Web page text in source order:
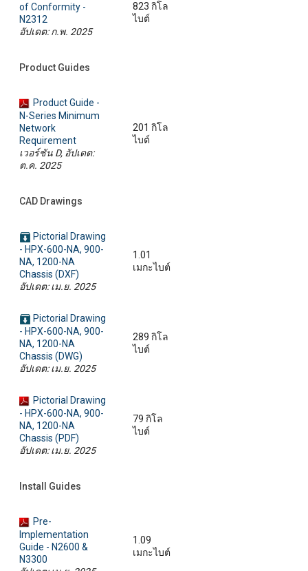
of Conformity -
N2312
อัปเดต: ก.พ. 2025
823 กิโล
ไบต์
Product Guides
Product Guide -
N-Series Minimum
Network
Requirement
เวอร์ชัน D, อัปเดต:
ต.ค. 2025
201 กิโล
ไบต์
CAD Drawings
Pictorial Drawing
- HPX-600-NA, 900-
NA, 1200-NA
Chassis (DXF)
อัปเดต: เม.ย. 2025
1.01
เมกะไบต์
Pictorial Drawing
- HPX-600-NA, 900-
NA, 1200-NA
Chassis (DWG)
อัปเดต: เม.ย. 2025
289 กิโล
ไบต์
Pictorial Drawing
- HPX-600-NA, 900-
NA, 1200-NA
Chassis (PDF)
อัปเดต: เม.ย. 2025
79 กิโล
ไบต์
Install Guides
Pre-
Implementation
Guide - N2600 &
N3300
1.09
เมกะไบต์